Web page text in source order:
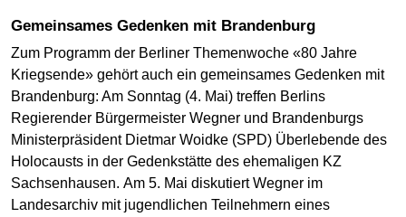
Gemeinsames Gedenken mit Brandenburg
Zum Programm der Berliner Themenwoche «80 Jahre
Kriegsende» gehört auch ein gemeinsames Gedenken mit
Brandenburg: Am Sonntag (4. Mai) treffen Berlins
Regierender Bürgermeister Wegner und Brandenburgs
Ministerpräsident Dietmar Woidke (SPD) Überlebende des
Holocausts in der Gedenkstätte des ehemaligen KZ
Sachsenhausen. Am 5. Mai diskutiert Wegner im
Landesarchiv mit jugendlichen Teilnehmern eines